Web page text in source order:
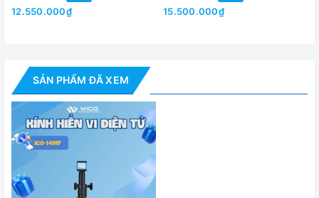
việc
Cung cấp trọn bộ bao gồm:
01 camera full HD
01 bộ nguồn
01 điều khiển
01 kính hiển vi
12.550.000₫ 15.500.000₫
SẢN PHẨM ĐÃ XEM